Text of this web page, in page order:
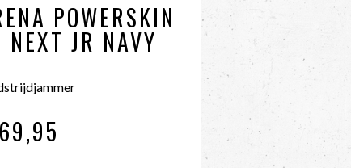
POWERSKIN
NEXT JR NAVY
,95